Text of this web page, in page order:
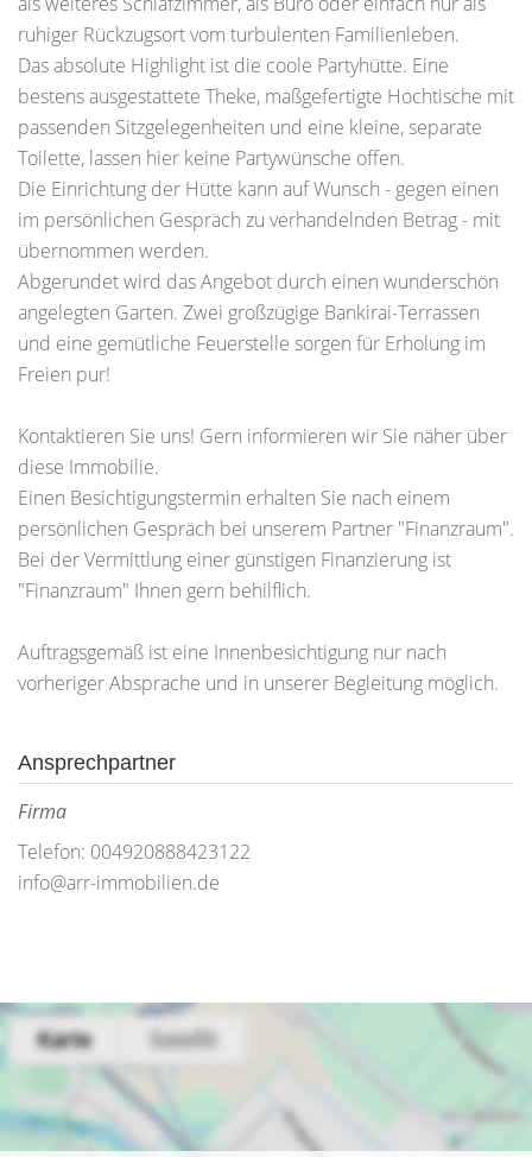
ruhiger Rückzugsort vom turbulenten Familienleben.
Das absolute Highlight ist die coole Partyhütte. Eine
bestens ausgestattete Theke, maßgefertigte Hochtische mit
passenden Sitzgelegenheiten und eine kleine, separate
Toilette, lassen hier keine Partywünsche offen.
Die Einrichtung der Hütte kann auf Wunsch - gegen einen
im persönlichen Gespräch zu verhandelnden Betrag - mit
übernommen werden.
Abgerundet wird das Angebot durch einen wunderschön
angelegten Garten. Zwei großzügige Bankirai-Terrassen
und eine gemütliche Feuerstelle sorgen für Erholung im
Freien pur!
Kontaktieren Sie uns! Gern informieren wir Sie näher über
diese Immobilie.
Einen Besichtigungstermin erhalten Sie nach einem
persönlichen Gespräch bei unserem Partner "Finanzraum".
Bei der Vermittlung einer günstigen Finanzierung ist
"Finanzraum" Ihnen gern behilflich.
Auftragsgemäß ist eine Innenbesichtigung nur nach
vorheriger Absprache und in unserer Begleitung möglich.
Ansprechpartner
Firma
Telefon: 004920888423122
info@arr-immobilien.de